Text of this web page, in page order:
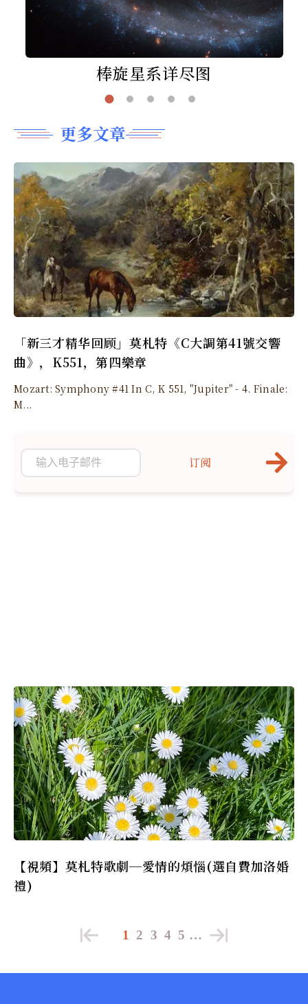
棒旋星系详尽图
更多文章
「新三才精华回顾」莫札特《C大調第41號交響
曲》，K551，第四樂章
Mozart: Symphony #41 In C, K 551, "Jupiter" - 4. Finale:
M...
【視頻】莫札特歌劇─愛情的煩惱(選自費加洛婚
禮)
订阅
1 2 3 4 5 …